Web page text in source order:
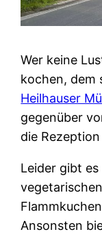
Wer keine
kochen, dem
Heilhauser
gegenüber
die
Leider gibt
Ansonsten